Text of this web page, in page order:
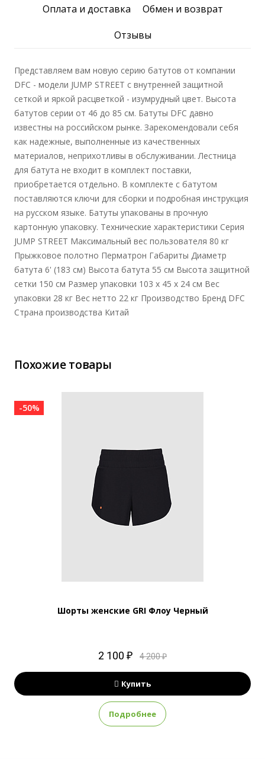
Оплата и доставка
Обмен и возврат
Отзывы
Представляем вам новую серию батутов от компании
DFC - модели JUMP STREET с внутренней защитной
сеткой и яркой расцветкой - изумрудный цвет. Высота
батутов серии от 46 до 85 см. Батуты DFC давно
известны на российском рынке. Зарекомендовали себя
как надежные, выполненные из качественных
материалов, неприхотливы в обслуживании. Лестница
для батута не входит в комплект поставки,
приобретается отдельно. В комплекте с батутом
поставляются ключи для сборки и подробная инструкция
на русском языке. Батуты упакованы в прочную
картонную упаковку. Технические характеристики Серия
JUMP STREET Максимальный вес пользователя 80 кг
Прыжковое полотно Перматрон Габариты Диаметр
батута 6' (183 см) Высота батута 55 см Высота защитной
сетки 150 см Размер упаковки 103 х 45 х 24 см Вес
упаковки 28 кг Вес нетто 22 кг Производство Бренд DFC
Страна производства Китай
Похожие товары
-50%
Шорты женские GRI Флоу Черный
2 100 ₽ 4 200 ₽
Купить
Подробнее